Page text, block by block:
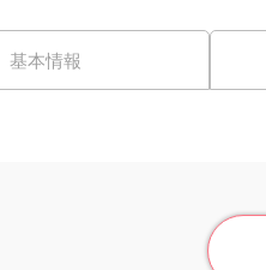
基本情報